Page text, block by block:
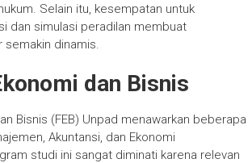
Selain itu, kesempatan untuk
dan simulasi peradilan membuat
semakin dinamis.
dan Bisnis
Bisnis (FEB) Unpad menawarkan beberapa
Akuntansi, dan Ekonomi
studi ini sangat diminati karena relevan